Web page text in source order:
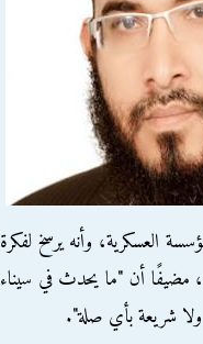
المؤسسة العسكرية، وأنه يرسخ لفكرة
مضيفًا أن "ما يحدث في سيناء
ولا شريعة بأي صلة".